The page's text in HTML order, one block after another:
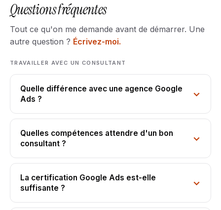
Questions fréquentes
Tout ce qu'on me demande avant de démarrer. Une
autre question ? Écrivez-moi.
TRAVAILLER AVEC UN CONSULTANT
Quelle différence avec une agence Google
Ads ?
Quelles compétences attendre d'un bon
consultant ?
La certification Google Ads est-elle
suffisante ?